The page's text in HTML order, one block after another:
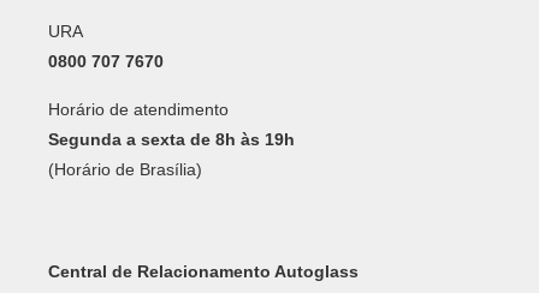
URA
0800 707 7670
Horário de atendimento
Segunda a sexta de 8h às 19h
(Horário de Brasília)
Central de Relacionamento Autoglass